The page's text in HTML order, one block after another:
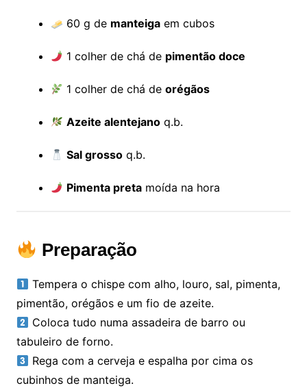
60 g de manteiga em cubos
1 colher de chá de pimentão doce
1 colher de chá deorégãos
Azeite alentejano q.b.
Sal grosso q.b.
Pimenta preta moída na hora
Preparação
Tempera o chispe com alho, louro, sal, pimenta,
pimentão, orégãos e um fio de azeite.
Coloca tudo numa assadeira de barro ou
tabuleiro de forno.
Rega com a cerveja e espalha por cima os
cubinhos de manteiga.